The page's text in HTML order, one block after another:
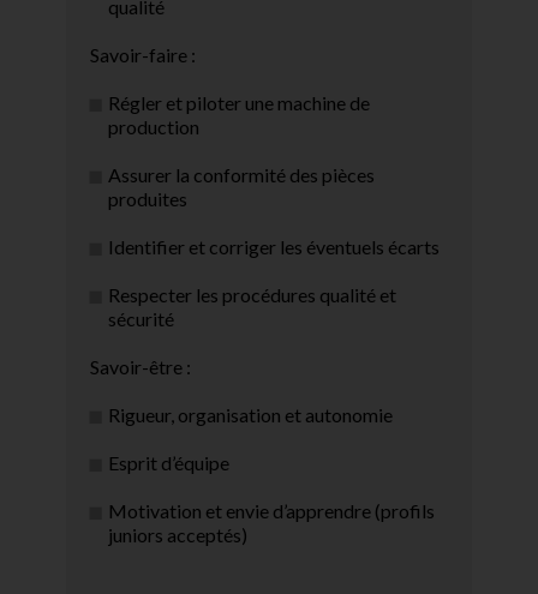
qualité
Savoir-faire :
Régler et piloter une machine de
production
Assurer la conformité des pièces
produites
Identifier et corriger les éventuels écarts
Respecter les procédures qualité et
sécurité
Savoir-être :
Rigueur, organisation et autonomie
Esprit d’équipe
Motivation et envie d’apprendre (profils
juniors acceptés)